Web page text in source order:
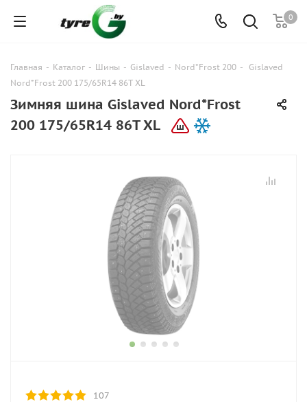
0
Главная - Каталог - Шины - Gislaved - Nord*Frost 200 -
Gislaved
Nord*Frost 200 175/65R14 86T XL
Зимняя шина Gislaved Nord*Frost
200 175/65R14 86T XL
107